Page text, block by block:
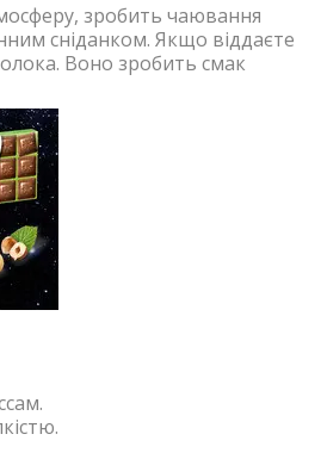
зробить чаювання
сніданком. Якщо віддаєте
Воно зробить смак